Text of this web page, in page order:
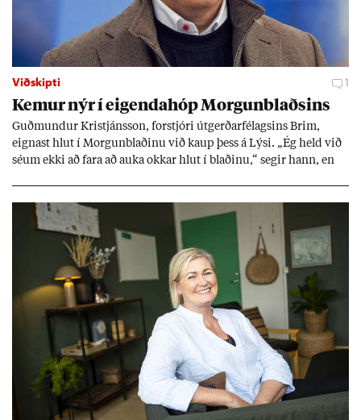
Viðskipti 1
Kem­ur nýr í eig­enda­hóp Morg­un­blaðs­ins
Guð­mund­ur Kristjáns­son, for­stjóri út­gerð­ar­fé­lags­ins Brim,
eign­ast hlut í Morg­un­blað­inu við kaup þess á Lýsi. „Ég held við
sé­um ekki að fara að auka okk­ar hlut í blað­inu,“ seg­ir hann, en